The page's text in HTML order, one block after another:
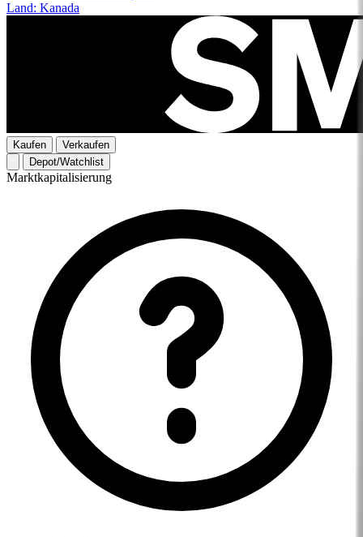
Land: Kanada
Kaufen
Verkaufen
Depot/Watchlist
Marktkapitalisierung